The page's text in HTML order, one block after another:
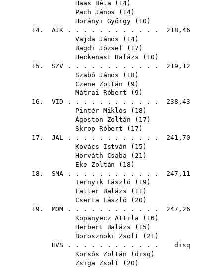
Haas Béla ( 14)
Pach János ( 14)
Horányi György ( 10 )
14. AJK . . . . . . . . . . . . 218,46
Vajda János ( 14)
Bagdi József ( 17 )
Heckenast Balázs ( 10 )
15. SZV . . . . . . . . . . . . 219,12
Szabó János ( 18 )
Czene Zoltán ( 9 )
Mátrai Róbert ( 9 )
16. VID . . . . . . . . . . . . 238,43
Pintér Miklós ( 18 )
Ágoston Zoltán ( 17 )
Skrop Róbert ( 17 )
17. JAL . . . . . . . . . . . . 241,70
Kovács István ( 15 )
Horváth Csaba ( 21 )
Eke Zoltán ( 18 )
18. SMA . . . . . . . . . . . . 247,11
Ternyik László ( 19 )
Faller Balázs ( 11 )
Cserta László ( 20 )
19. MOM . . . . . . . . . . . . 247,26
Kopanyecz Attila ( 16 )
Herbert Balázs ( 15 )
Borosznoki Zsolt ( 21 )
HVS . . . . . . . . . . . . disq
Korsós Zoltán ( disq )
Zsiga Zsolt ( 20 )